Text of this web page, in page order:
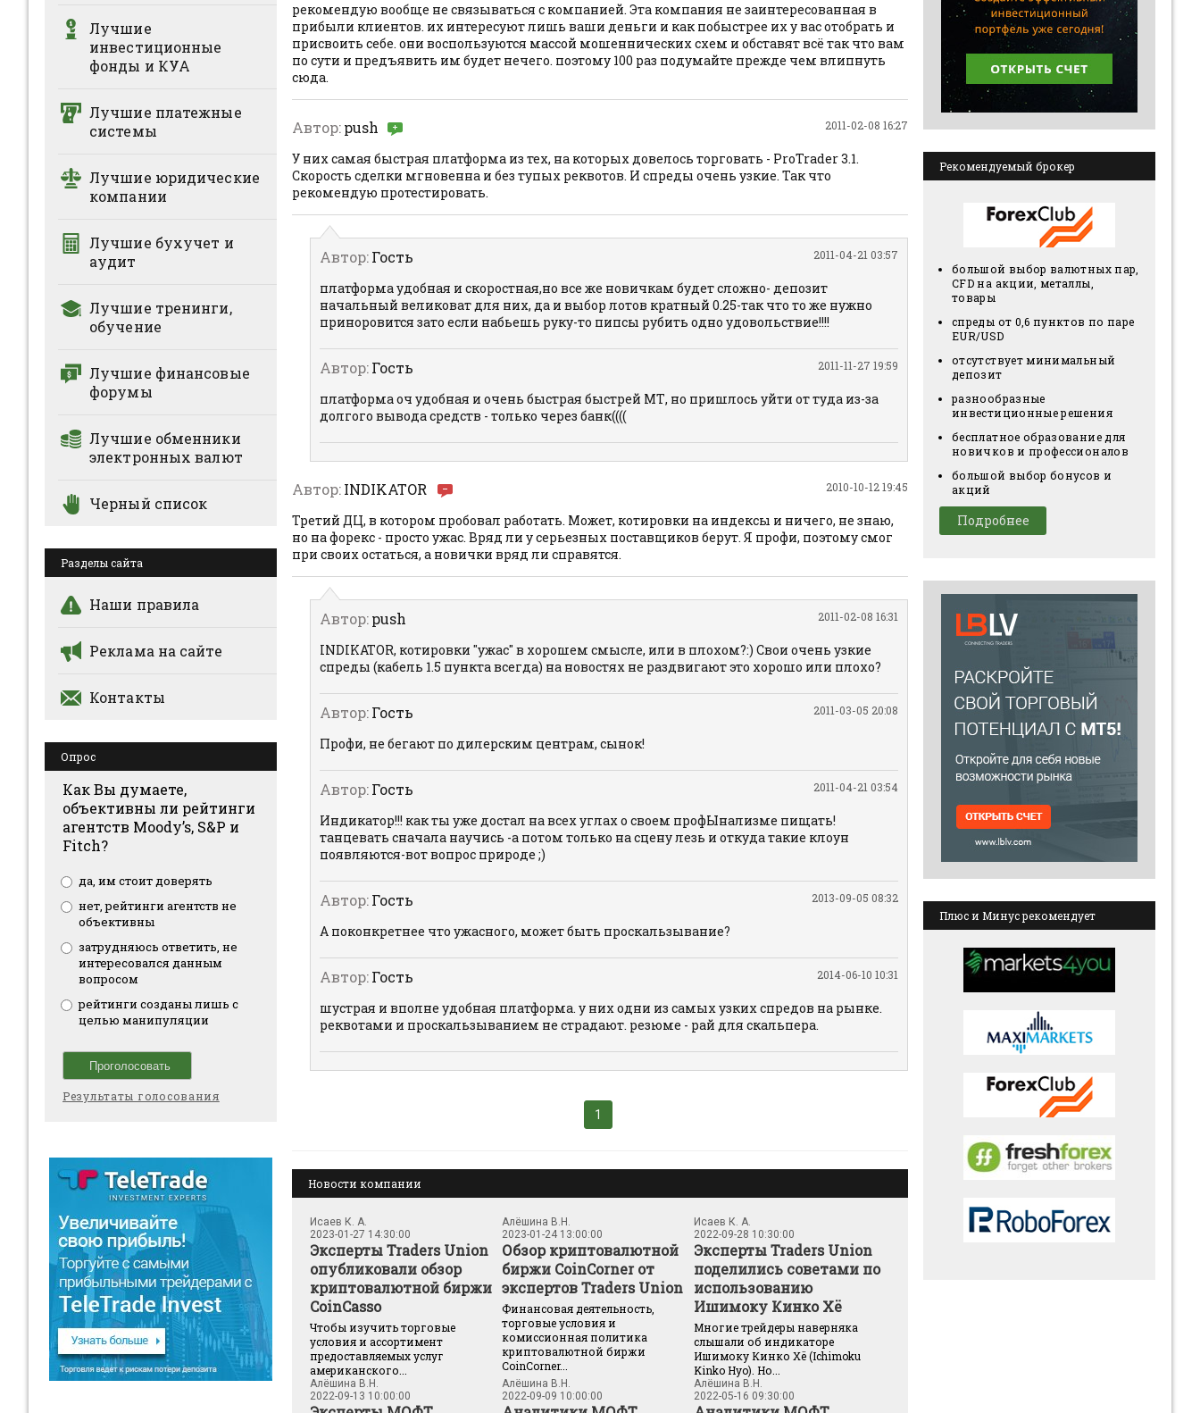
Лучшие
инвестиционные
фонды и КУА
Лучшие платежные
системы
Лучшие юридические
компании
Лучшие бухучет и
аудит
Лучшие тренинги,
обучение
Лучшие финансовые
форумы
Лучшие обменники
электронных валют
Черный список
Разделы сайта
Наши правила
Реклама на сайте
Контакты
Опрос
Как Вы думаете,
объективны ли рейтинги
агентств Moody’s, S&P и
Fitch?
да, им стоит доверять
нет, рейтинги агентств не
объективны
затрудняюсь ответить, не
интересовался данным
вопросом
рейтинги созданы лишь с
целью манипуляции
Результаты голосования
рекомендую вообще не связываться с компанией. Эта компания не заинтересованная в
прибыли клиентов. их интересуют лишь ваши деньги и как побыстрее их у вас отобрать и
присвоить себе. они воспользуются массой мошеннических схем и обставят всё так что вам
по сути и предъявить им будет нечего. поэтому 100 раз подумайте прежде чем влипнуть
сюда.
2011-02-08 16:27
Автор:push
У них самая быстрая платформа из тех, на которых довелось торговать - ProTrader 3.1.
Скорость сделки мгновенна и без тупых реквотов. И спреды очень узкие. Так что
рекомендую протестировать.
2011-04-21 03:57
Автор:Гость
платформа удобная и скоростная,но все же новичкам будет сложно- депозит
начальный великоват для них, да и выбор лотов кратный 0.25-так что то же нужно
приноровится зато если набьешь руку-то пипсы рубить одно удовольствие!!!!
2011-11-27 19:59
Автор:Гость
платформа оч удобная и очень быстрая быстрей МТ, но пришлось уйти от туда из-за
долгого вывода средств - только через банк((((
2010-10-12 19:45
Автор:INDIKATOR
Третий ДЦ, в котором пробовал работать. Может, котировки на индексы и ничего, не знаю,
но на форекс - просто ужас. Вряд ли у серьезных поставщиков берут. Я профи, поэтому смог
при своих остаться, а новички вряд ли справятся.
2011-02-08 16:31
Автор:push
INDIKATOR, котировки "ужас" в хорошем смысле, или в плохом?:) Свои очень узкие
спреды (кабель 1.5 пункта всегда) на новостях не раздвигают это хорошо или плохо?
2011-03-05 20:08
Автор:Гость
Профи, не бегают по дилерским центрам, сынок!
2011-04-21 03:54
Автор:Гость
Индикатор!!! как ты уже достал на всех углах о своем профЫнализме пищать!
танцевать сначала научись -а потом только на сцену лезь и откуда такие клоун
появляются-вот вопрос природе ;)
2013-09-05 08:32
Автор:Гость
А поконкретнее что ужасного, может быть проскальзывание?
2014-06-10 10:31
Автор:Гость
шустрая и вполне удобная платформа. у них одни из самых узких спредов на рынке.
реквотами и проскальзыванием не страдают. резюме - рай для скальпера.
1
Новости компании
Исаев К. А.
2023-01-27 14:30:00
Эксперты Traders Union
опубликовали обзор
криптовалютной биржи
CoinCasso
​​​​​​​​​​Чтобы изучить торговые
условия и ассортимент
предоставляемых услуг
американского...
Алёшина В.Н.
2023-01-24 13:00:00
Обзор криптовалютной
биржи CoinCorner от
экспертов Traders Union
​Финансовая деятельность,
торговые условия и
комиссионная политика
криптовалютной биржи
CoinCorner...
Исаев К. А.
2022-09-28 10:30:00
Эксперты Traders Union
поделились советами по
использованию
Ишимоку Кинко Хё
Многие трейдеры наверняка
слышали об индикаторе
Ишимоку Кинко Хё (Ichimoku
Kinko Hyo). Но...
Алёшина В.Н.
2022-09-13 10:00:00
Алёшина В.Н.
2022-09-09 10:00:00
Алёшина В.Н.
2022-05-16 09:30:00
Рекомендуемый брокер
большой выбор валютных пар,
CFD на акции, металлы,
товары
спреды от 0,6 пунктов по паре
EUR/USD
отсутствует минимальный
депозит
разнообразные
инвестиционные решения
бесплатное образование для
новичков и профессионалов
большой выбор бонусов и
акций
Подробнее
Плюс и Минус рекомендует